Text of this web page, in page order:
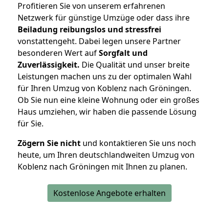
Profitieren Sie von unserem erfahrenen
Netzwerk für günstige Umzüge oder dass ihre
Beiladung reibungslos und stressfrei
vonstattengeht. Dabei legen unsere Partner
besonderen Wert aufSorgfalt und
Zuverlässigkeit. Die Qualität und unser breite
Leistungen machen uns zu der optimalen Wahl
für Ihren Umzug von Koblenz nach Gröningen.
Ob Sie nun eine kleine Wohnung oder ein großes
Haus umziehen, wir haben die passende Lösung
für Sie.
Zögern Sie nicht und kontaktieren Sie uns noch
heute, um Ihren deutschlandweiten Umzug von
Koblenz nach Gröningen mit Ihnen zu planen.
Kostenlose Angebote erhalten